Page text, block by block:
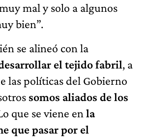
mal y solo a algunos
bien”.
se alineó con la
el tejido fabril, a
las políticas del Gobierno
somos aliados de los
que se viene en la
que pasar por el